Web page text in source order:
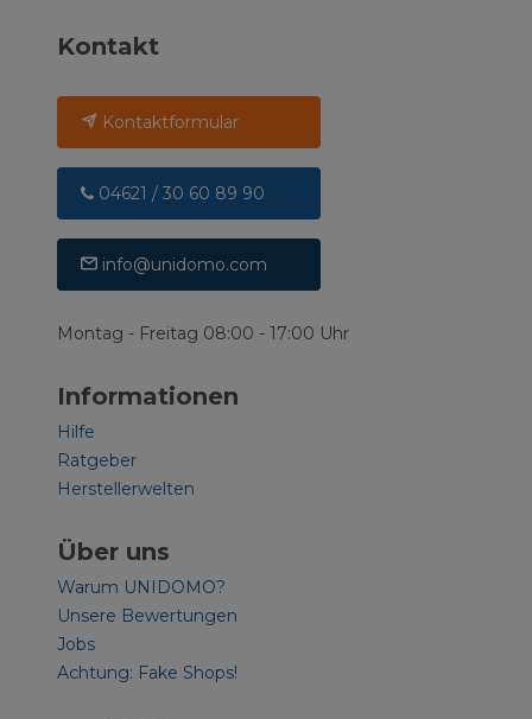
Kontakt
Kontaktformular
04621 / 30 60 89 90
info@unidomo.com
Montag - Freitag 08:00 - 17:00 Uhr
Informationen
Hilfe
Ratgeber
Herstellerwelten
Über uns
Warum UNIDOMO?
Unsere Bewertungen
Jobs
Achtung: Fake Shops!